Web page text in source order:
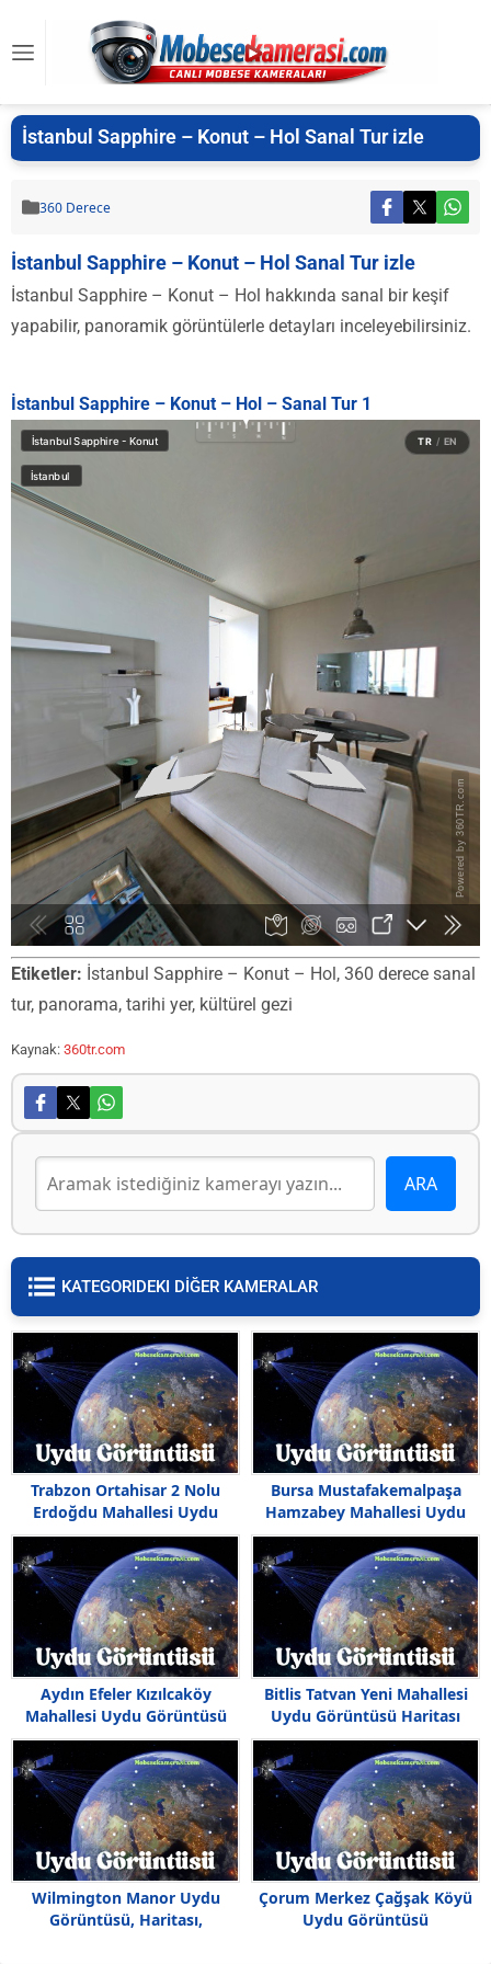
İstanbul Sapphire – Konut – Hol Sanal Tur izle
360 Derece
İstanbul Sapphire – Konut – Hol Sanal Tur izle
İstanbul Sapphire – Konut – Hol hakkında sanal bir keşif
yapabilir, panoramik görüntülerle detayları inceleyebilirsiniz.
İstanbul Sapphire – Konut – Hol – Sanal Tur 1
Etiketler: İstanbul Sapphire – Konut – Hol, 360 derece sanal
tur, panorama, tarihi yer, kültürel gezi
Kaynak: 360tr.com
KATEGORIDEKI DİĞER KAMERALAR
Trabzon Ortahisar 2 Nolu
Erdoğdu Mahallesi Uydu
Görüntüsü
Bursa Mustafakemalpaşa
Hamzabey Mahallesi Uydu
Görüntüsü
Aydın Efeler Kızılcaköy
Mahallesi Uydu Görüntüsü
Bitlis Tatvan Yeni Mahallesi
Uydu Görüntüsü Haritası
Wilmington Manor Uydu
Görüntüsü, Haritası,
Çorum Merkez Çağşak Köyü
Uydu Görüntüsü